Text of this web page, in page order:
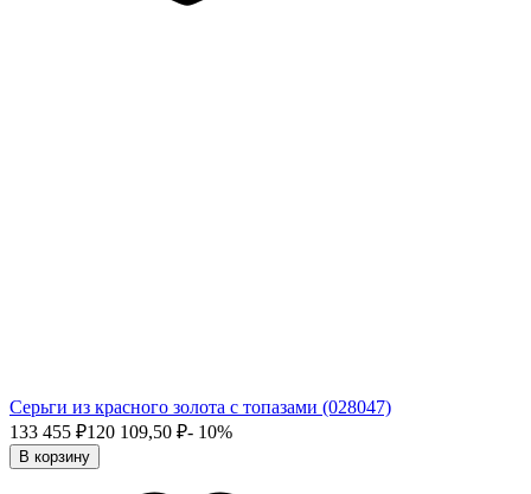
Серьги из красного золота с топазами (028047)
133 455 ₽120 109,50 ₽- 10%
В корзину